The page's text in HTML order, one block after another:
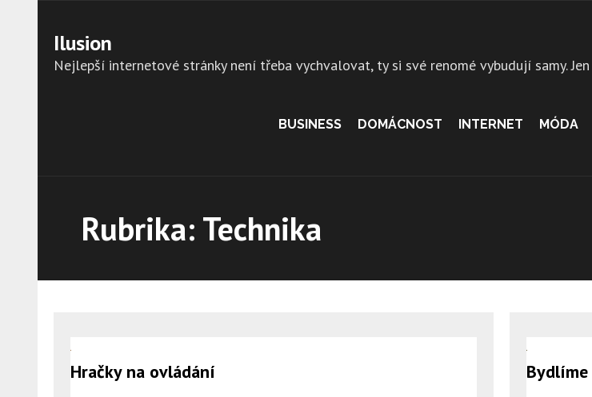
content
Ilusion
Nejlepší internetové stránky není třeba vychvalovat, ty si své renomé vybudují samy.
BUSINESS DOMÁCNOST INTERNET MÓDA
Rubrika: Technika
Hračky na ovládání